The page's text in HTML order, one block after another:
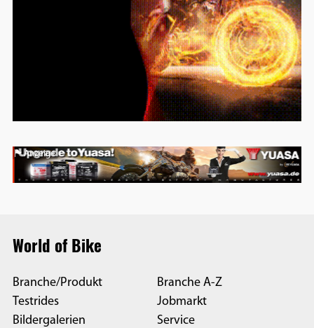
Anzeige
World of Bike
Branche/Produkt
Testrides
Bildergalerien
Branche A-Z
Jobmarkt
Service